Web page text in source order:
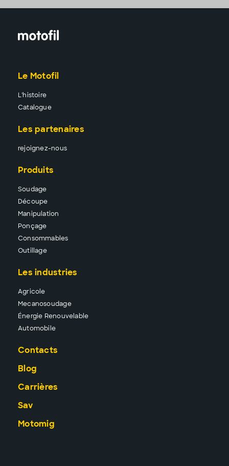
Le Motofil
L'histoire
Catalogue
Les partenaires
rejoignez-nous
Produits
Soudage
Découpe
Manipulation
Ponçage
Consommables
Outillage
Les industries
Agricole
Mecanosoudage
Énergie Renouvelable
Automobile
Contacts
Blog
Carrières
Sav
Motomig